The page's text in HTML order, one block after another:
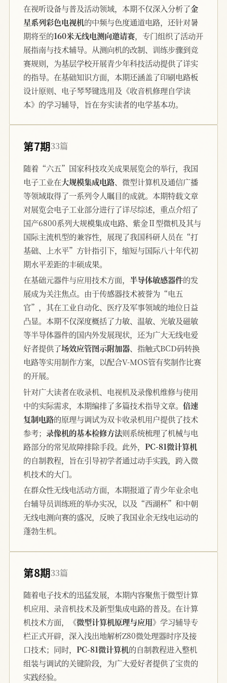
在视听设备与普及活动领域，本期不仅深入分析了金
星系列彩色电视机的中频与色度通道电路，还针对暑
期将至的160米无线电测向邀请赛，专门组织了活动开
展指南与技术辅导。从测向机的改制、训练步骤到竞
赛规则，为基层学校开展青少年科技活动提供了详实
的指导。在基础知识方面，本期还涵盖了印刷电路板
设计原则、电子琴琴键选用及《收音机修理自学读
本》的学习辅导，旨在夯实读者的电学基本功。
第7期33篇
随着“六五”国家科技攻关成果展览会的举行，我国
电子工业在大规模集成电路、微型计算机及通信广播
等领域取得了一系列令人瞩目的成就。本期特载文章
对展览会电子工业部分进行了详尽综述，重点介绍了
国产6800系列大规模集成电路、紫金Ⅱ型微机及其与
国际主流机型的兼容性，展现了我国科研人员在“打
基础、上水平”方针指引下，缩短与国际八十年代初
期水平差距的丰硕成果。
在基础元器件与应用技术方面， 半导体敏感器件的发
展成为关注焦点。由于传感器技术被誉为“电五
官”，其在工业自动化、医疗及军事领域的地位日益
凸显。本期不仅深度概括了力敏、温敏、光敏及磁敏
等半导体器件的国内外发展现状，还为广大无线电爱
好者提供了场效应管图示附加器、指触式BCD码转换
电路等实用制作方案，以配合V-MOS管有奖制作比赛
的开展。
针对广大读者在收录机、电视机及录像机维修与使用
中的实际需求，本期编排了多篇技术指导文章。 倍速
复制电路的原理与调试为双卡收录机用户提供了技术
参考； 录像机的基本检修方法则系统梳理了机械与电
路部分的常见故障排除手段。此外， PC-81微计算机
的自制教程，旨在引导初学者通过动手实践，跨入微
机技术的大门。
在群众性无线电活动方面，本期报道了青少年业余电
台辅导员训练班的举办实况，以及“西湖杯”和中朝
无线电测向赛的盛况，反映了我国业余无线电运动的
蓬勃生机。
第8期33篇
随着电子技术的迅猛发展，本期内容聚焦于微型计算
机应用、录音机技术及新型集成电路的普及。在计算
机技术方面，
《微型计算机原理与应用》 学习辅导专
栏正式开辟，深入浅出地解析Z80微处理器时序及接
口技术；同时， PC-81微计算机的自制教程进入整机
组装与调试的关键阶段，为广大爱好者提供了宝贵的
实践经验。